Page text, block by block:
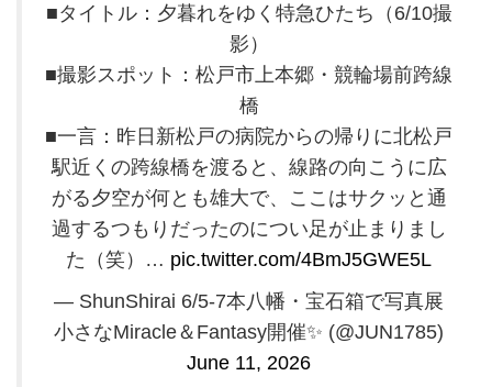
■タイトル：夕暮れをゆく特急ひたち（6/10撮
影）
■撮影スポット：松戸市上本郷・競輪場前跨線
橋
■一言：昨日新松戸の病院からの帰りに北松戸
駅近くの跨線橋を渡ると、線路の向こうに広
がる夕空が何とも雄大で、ここはサクッと通
過するつもりだったのについ足が止まりまし
た（笑）… pic.twitter.com/4BmJ5GWE5L
— ShunShirai 6/5-7本八幡・宝石箱で写真展
小さなMiracle＆Fantasy開催✨️ (@JUN1785)
June 11, 2026